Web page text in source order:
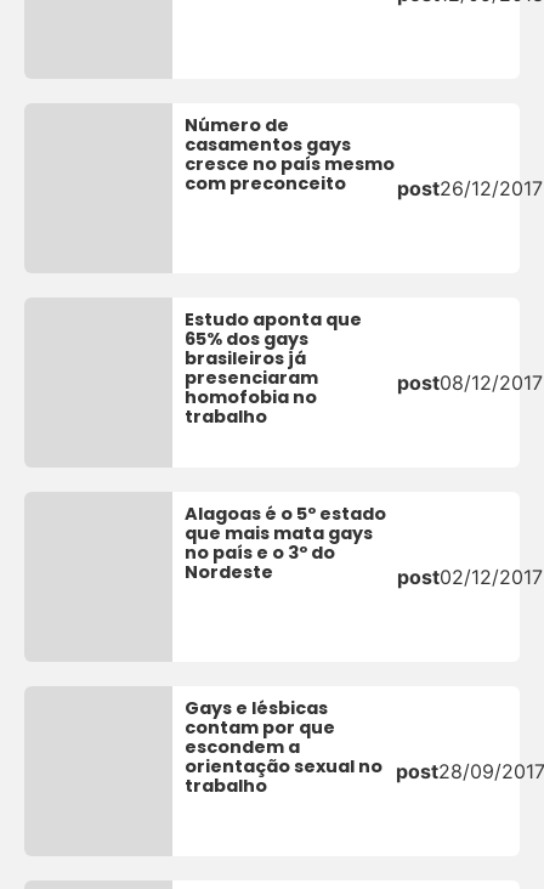
Número de
casamentos gays
cresce no país mesmo
com preconceito
post26/12/2017
Estudo aponta que
65% dos gays
brasileiros já
presenciaram
homofobia no
trabalho
post08/12/2017
Alagoas é o 5º estado
que mais mata gays
no país e o 3º do
Nordeste
post02/12/2017
Gays e lésbicas
contam por que
escondem a
orientação sexual no
trabalho
post28/09/2017